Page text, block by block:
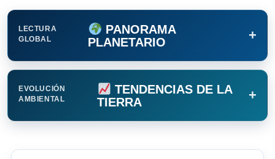
LECTURA
GLOBAL
PANORAMA
PLANETARIO
+
EVOLUCIÓN
AMBIENTAL
TENDENCIAS DE LA
TIERRA
+